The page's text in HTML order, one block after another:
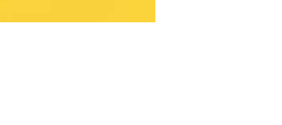
Customize your preferences to control how your